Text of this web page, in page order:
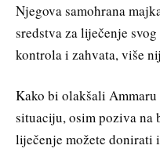
Njegova samohrana
sredstva za liječenje
kontrola i zahvata, više
Kako bi olakšali
situaciju, osim poziva na
liječenje možete donirati